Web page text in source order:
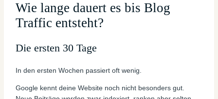
Wie lange dauert es bis Blog
Traffic entsteht?
Die ersten 30 Tage
In den ersten Wochen passiert oft wenig.
Google kennt deine Website noch nicht besonders gut.